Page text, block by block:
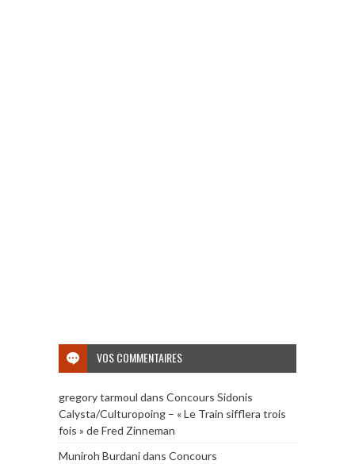
VOS COMMENTAIRES
gregory tarmoul dans Concours Sidonis
Calysta/Culturopoing – « Le Train sifflera trois
fois » de Fred Zinneman
Muniroh Burdanidans Concours